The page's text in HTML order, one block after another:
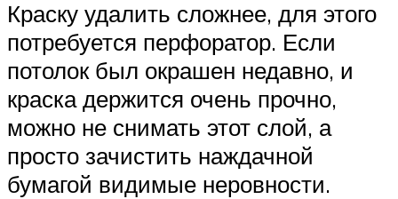
Краску удалить сложнее, для этого
потребуется перфоратор. Если
потолок был окрашен недавно, и
краска держится очень прочно,
можно не снимать этот слой, а
просто зачистить наждачной
бумагой видимые неровности.